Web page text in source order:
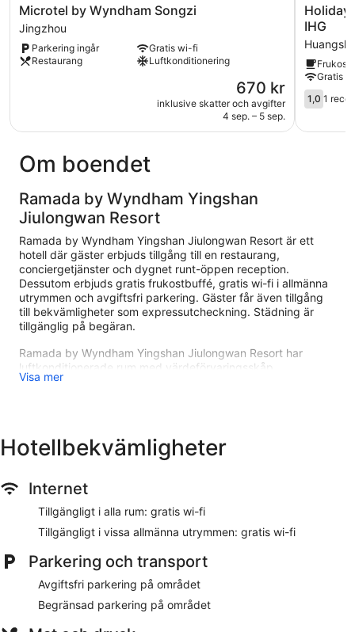
Microtel
by
Wyndham
Songzi
Jingzhou
Microtel by Wyndham Songzi
Jingzhou
Parkering ingår
Gratis wi-fi
Restaurang
Luftkonditionering
Priset
är
670 kr
670 kr
inklusive skatter och avgifter
4 sep. – 5 sep.
Holiday
Inn
Express
Huangshi
Cihu
Lake
by
IHG
Holiday
IHG
Huangshi
Frukost
Gratis
1.0
av
1,0 1
Om boendet
Ramada by Wyndham Yingshan
Jiulongwan Resort
Ramada by Wyndham Yingshan Jiulongwan Resort är ett
hotell där gäster erbjuds tillgång till en restaurang,
conciergetjänster och dygnet runt-öppen reception.
Dessutom erbjuds gratis frukostbuffé, gratis wi-fi i allmänna
utrymmen och avgiftsfri parkering. Gäster får även tillgång
till bekvämligheter som expressutcheckning. Städning är
tillgänglig på begäran.
Ramada by Wyndham Yingshan Jiulongwan Resort har
luftkonditionerade rum med värdeförvaringsskåp
(laptopanpassade) och badrock. Platt-tv finns på rummen.
kväll och städning sker dagligen.
samma område som Bi Sheng Plaza. Detta hotell med 4
avgiftsfri parkering.
Restaurangalternativ
Gratis frukostbuffé ingår under din vistelse. Hotellet har en
restaurang, Flower Valley, där du kan avnjuta en utsökt
Visa mer
Hotellbekvämligheter
Internet
Tillgängligt i alla rum: gratis wi-fi
Tillgängligt i vissa allmänna utrymmen: gratis wi-fi
Parkering och transport
Avgiftsfri parkering på området
Begränsad parkering på området